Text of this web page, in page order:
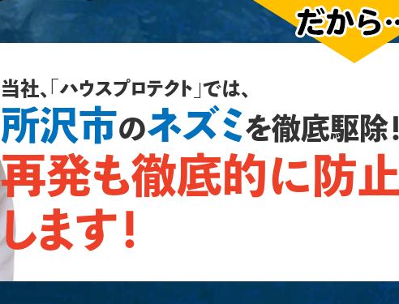
当社、「ハウスプロテクト」では、
所沢市のネズミを徹底駆除！
再発も徹底的に防止
します！